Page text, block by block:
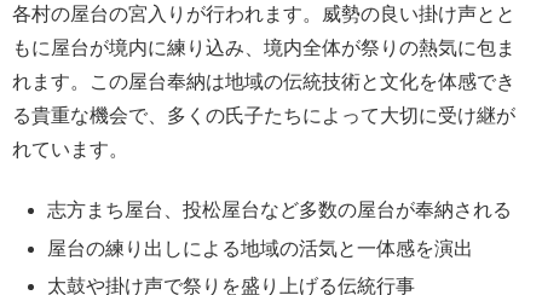
各村の屋台の宮入りが行われます。威勢の良い掛け声とと
もに屋台が境内に練り込み、境内全体が祭りの熱気に包ま
れます。この屋台奉納は地域の伝統技術と文化を体感でき
る貴重な機会で、多くの氏子たちによって大切に受け継が
れています。
志方まち屋台、投松屋台など多数の屋台が奉納される
屋台の練り出しによる地域の活気と一体感を演出
太鼓や掛け声で祭りを盛り上げる伝統行事